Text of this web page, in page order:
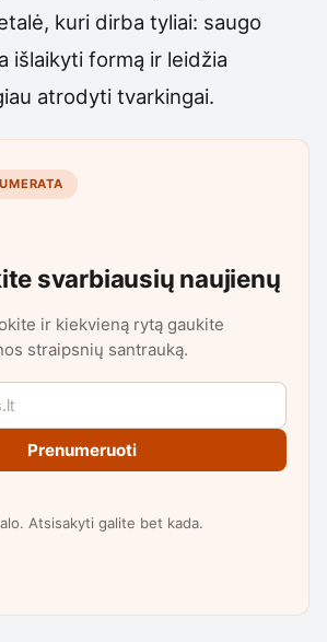
kuri dirba tyliai: saugo
išlaikyti formą ir leidžia
atrodyti tvarkingai.
svarbiausių naujienų
ir kiekvieną rytą gaukite
straipsnių santrauką.
Prenumeruoti
Atsisakyti galite bet kada.